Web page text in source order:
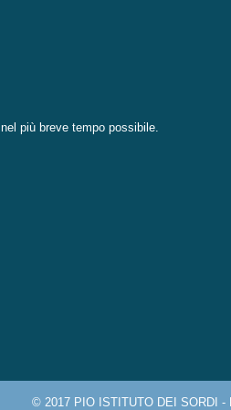
più breve tempo possibile.
© 2017 PIO ISTITUTO DEI SORDI -